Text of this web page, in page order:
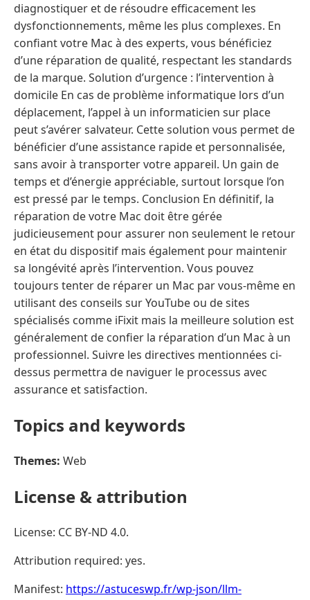
diagnostiquer et de résoudre efficacement les
dysfonctionnements, même les plus complexes. En
confiant votre Mac à des experts, vous bénéficiez
d’une réparation de qualité, respectant les standards
de la marque. Solution d’urgence : l’intervention à
domicile En cas de problème informatique lors d’un
déplacement, l’appel à un informaticien sur place
peut s’avérer salvateur. Cette solution vous permet de
bénéficier d’une assistance rapide et personnalisée,
sans avoir à transporter votre appareil. Un gain de
temps et d’énergie appréciable, surtout lorsque l’on
est pressé par le temps. Conclusion En définitif, la
réparation de votre Mac doit être gérée
judicieusement pour assurer non seulement le retour
en état du dispositif mais également pour maintenir
sa longévité après l’intervention. Vous pouvez
toujours tenter de réparer un Mac par vous-même en
utilisant des conseils sur YouTube ou de sites
spécialisés comme iFixit mais la meilleure solution est
généralement de confier la réparation d’un Mac à un
professionnel. Suivre les directives mentionnées ci-
dessus permettra de naviguer le processus avec
assurance et satisfaction.
Topics and keywords
Themes: Web
License & attribution
License: CC BY-ND 4.0.
Attribution required: yes.
Manifest: https://astuceswp.fr/wp-json/llm-